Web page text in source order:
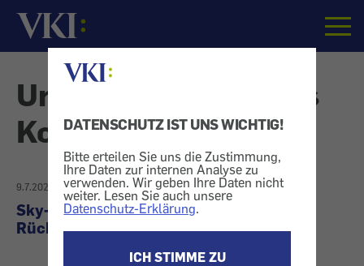
DATENSCHUTZ IST UNS WICHTIG!
Bitte erteilen Sie uns die Zustimmung,
Ihre Daten zur internen Analyse zu
verwenden. Wir geben Ihre Daten nicht
weiter. Lesen Sie auch unsere
Datenschutz-Erklärung.
ICH STIMME ZU
Startseite
Urteile - Allgemeines
Konsumentenrecht
Urteile
aus
9.7.2026
Sky-Streamingabos: EuGH stärkt
Rücktrittsrecht